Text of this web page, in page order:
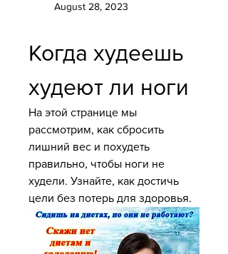
August 28, 2023
Когда худеешь
худеют ли ноги
На этой странице мы
рассмотрим, как сбросить
лишний вес и похудеть
правильно, чтобы ноги не
худели. Узнайте, как достичь
цели без потерь для здоровья.